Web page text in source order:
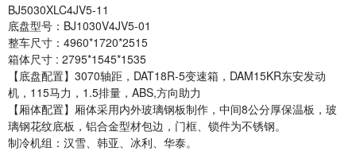
BJ5030XLC4JV5-11
底盘型号：BJ1030V4JV5-01
整车尺寸：4960*1720*2515
箱体尺寸 : 2795*1545*1535
【底盘配置】3070轴距，DAT18R-5变速箱，DAM15KR东安发动
机，115马力，1.5排量，ABS,方向助力
【厢体配置】厢体采用内外玻璃钢板制作，中间8公分厚保温板，玻
璃钢花纹底板，铝合金型材包边，门框、锁件为不锈钢。
制冷机组：汉雪、韩亚、冰利、华泰。